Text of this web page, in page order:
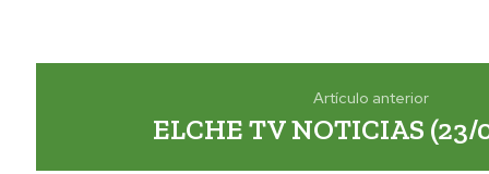
Artículo anterior
ELCHE TV NOTICIAS (23/